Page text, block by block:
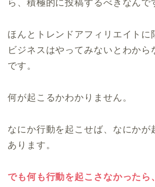
ら、積極的に投稿するべきなんで
ほんとトレンドアフィリエイトに
ビジネスはやってみないとわから
です。
何が起こるかわかりません。
なにか行動を起こせば、なにかが
あります。
でも何も行動を起こさなかったら